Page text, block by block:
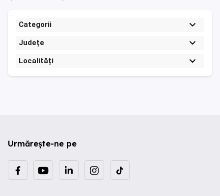
Categorii
Județe
Localități
Urmărește-ne pe